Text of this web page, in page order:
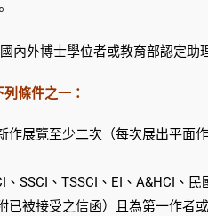
內外博士學位者或教育部認定助
條件之一：
作展覽至少二次（每次展出平面
SSCI、TSSCI、EI、A&HCI、
已被接受之信函）且為第一作者